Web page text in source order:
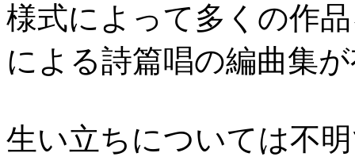
様式によって多くの作
による詩篇唱の編曲集
生い立ちについては不